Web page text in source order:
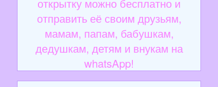
открытку можно бесплатно и
отправить её своим друзьям,
мамам, папам, бабушкам,
дедушкам, детям и внукам на
whatsApp!